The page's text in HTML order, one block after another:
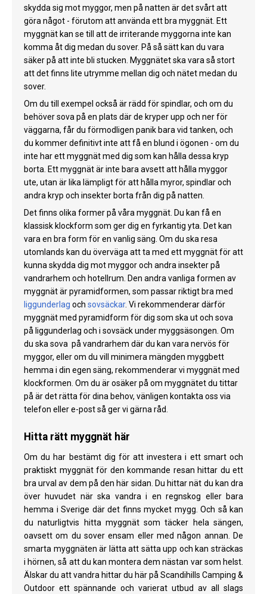
skydda sig mot myggor, men på natten är det svårt att
göra något - förutom att använda ett bra myggnät. Ett
myggnät kan se till att de irriterande myggorna inte kan
komma åt dig medan du sover. På så sätt kan du vara
säker på att inte bli stucken. Myggnätet ska vara så stort
att det finns lite utrymme mellan dig och nätet medan du
sover.
Om du till exempel också är rädd för spindlar, och om du
behöver sova på en plats där de kryper upp och ner för
väggarna, får du förmodligen panik bara vid tanken, och
du kommer definitivt inte att få en blund i ögonen - om du
inte har ett myggnät med dig som kan hålla dessa kryp
borta. Ett myggnät är inte bara avsett att hålla myggor
ute, utan är lika lämpligt för att hålla myror, spindlar och
andra kryp och insekter borta från dig på natten.
Det finns olika former på våra myggnät. Du kan få en
klassisk klockform som ger dig en fyrkantig yta. Det kan
vara en bra form för en vanlig säng. Om du ska resa
utomlands kan du överväga att ta med ett myggnät för att
kunna skydda dig mot myggor och andra insekter på
vandrarhem och hotellrum. Den andra vanliga formen av
myggnät är pyramidformen, som passar riktigt bra med
liggunderlag och sovsäckar. Vi rekommenderar därför
myggnät med pyramidform för dig som ska ut och sova
på liggunderlag och i sovsäck under myggsäsongen. Om
du ska sova på vandrarhem där du kan vara nervös för
myggor, eller om du vill minimera mängden myggbett
hemma i din egen säng, rekommenderar vi myggnät med
klockformen. Om du är osäker på om myggnätet du tittar
på är det rätta för dina behov, vänligen kontakta oss via
telefon eller e-post så ger vi gärna råd.
Hitta rätt myggnät här
Om du har bestämt dig för att investera i ett smart och
praktiskt myggnät för den kommande resan hittar du ett
bra urval av dem på den här sidan. Du hittar nät du kan dra
över huvudet när ska vandra i en regnskog eller bara
hemma i Sverige där det finns mycket mygg. Och så kan
du naturligtvis hitta myggnät som täcker hela sängen,
oavsett om du sover ensam eller med någon annan. De
smarta myggnäten är lätta att sätta upp och kan sträckas
i hörnen, så att du kan montera dem nästan var som helst.
Älskar du att vandra hittar du här på Scandihills Camping &
Outdoor ett spännande och varierat utbud av all slags